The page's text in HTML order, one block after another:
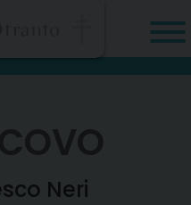
Neri